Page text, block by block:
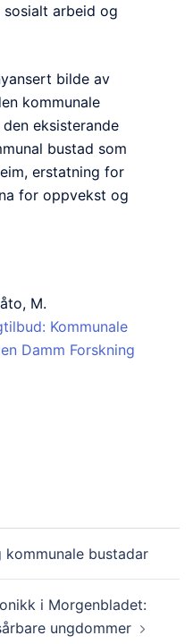
arbeid og
bilde av
kommunale
eksisterande
bustad som
erstatning for
for oppvekst og
M.
Kommunale
Damm Forskning
bustadar
i Morgenbladet:
ungdommer